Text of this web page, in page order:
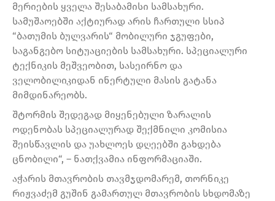
მერიების ყველა შესაბამისი სამსახური.
სამუშაოებში აქტიურად არის ჩართული სსიპ
“ბათუმის ბულვარის“ მობილური ჯგუფები,
საგანგებო სიტუაციების სამსახური. სპეციალური
ტექნიკის მეშვეობით, სასეირნო და
ველობილიკიდან ინერტული მასის გატანა
მიმდინარეობს.
შტორმის შედეგად მიყენებული ზარალის
ოდენობას სპეციალურად შექმნილი კომისია
შეისწავლის და უახლოეს დღეებში გახდება
ცნობილი“, – ნათქვამია ინფორმაციაში.
აჭარის მთავრობის თავმჯდომარემ, თორნიკე
რიჟვაძემ გუშინ გამართულ მთავრობის სხდომაზე